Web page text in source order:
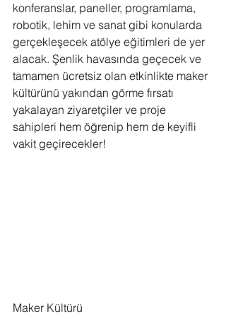
konferanslar, paneller, programlama,
robotik, lehim ve sanat gibi konularda
gerçekleşecek atölye eğitimleri de yer
alacak. Şenlik havasında geçecek ve
tamamen ücretsiz olan etkinlikte maker
kültürünü yakından görme fırsatı
yakalayan ziyaretçiler ve proje
sahipleri hem öğrenip hem de keyifli
vakit geçirecekler!
Maker Kültürü